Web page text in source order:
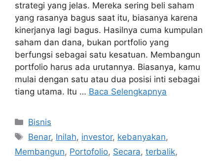
strategi yang jelas. Mereka sering beli saham
yang rasanya bagus saat itu, biasanya karena
kinerjanya lagi bagus. Hasilnya cuma kumpulan
saham dan dana, bukan portfolio yang
berfungsi sebagai satu kesatuan. Membangun
portfolio harus ada urutannya. Biasanya, kamu
mulai dengan satu atau dua posisi inti sebagai
tiang utama. Itu … Baca Selengkapnya
Kategori
Bisnis
Tag
Benar, Inilah, investor, kebanyakan,
Membangun, Portofolio, Secara, terbalik,